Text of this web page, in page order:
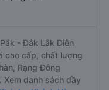
- Đắk Lắk Diên
cao cấp, chất lượng
Rạng Đông
Xem danh sách đầy